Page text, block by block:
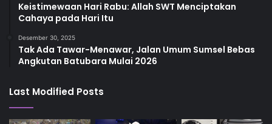
Keistimewaan Hari Rabu: Allah SWT Menciptakan
Cahaya pada Hari Itu
Desember 30, 2025
Tak Ada Tawar-Menawar, Jalan Umum Sumsel Bebas
Angkutan Batubara Mulai 2026
Last Modified Posts